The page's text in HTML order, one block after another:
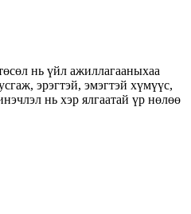
нь үйл ажиллагааныхаа
эрэгтэй, эмэгтэй хүмүүс,
нь хэр ялгаатай үр нөлөө